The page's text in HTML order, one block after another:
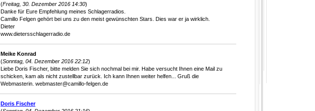
(Freitag, 30. Dezember 2016 14:30)
Danke für Eure Empfehlung meines Schlagerradios.
Camillo Felgen gehört bei uns zu den meist gewünschten Stars. Dies war er ja wirklich.
Dieter
www.dietersschlagerradio.de
Meike Konrad
(Sonntag, 04. Dezember 2016 22:12)
Liebe Doris Fischer, bitte melden Sie sich nochmal bei mir. Habe versucht Ihnen eine Mail zu
schicken, kam als nicht zustellbar zurück. Ich kann Ihnen weiter helfen... Gruß die
Webmasterin. webmaster@camillo-felgen.de
Doris Fischer